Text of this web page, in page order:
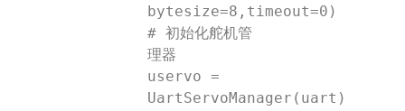
bytesize=8,timeout=0)
# 初始化舵机管
理器
uservo =
UartServoManager(uart)